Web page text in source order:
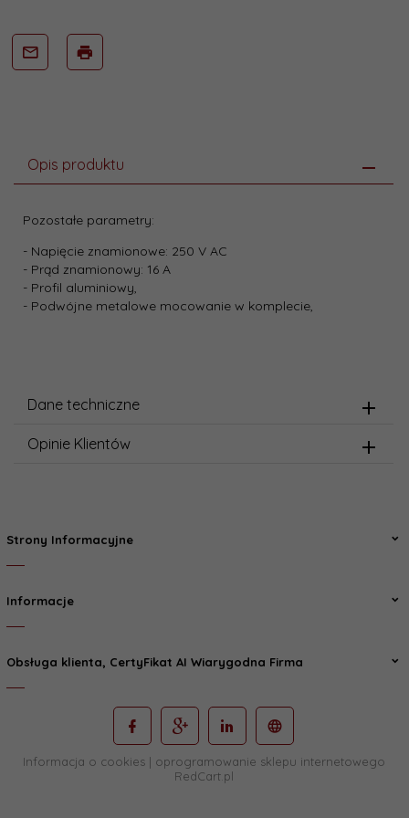
Opis produktu
Pozostałe parametry:
- Napięcie znamionowe: 250 V AC
- Prąd znamionowy: 16 A
- Profil aluminiowy,
- Podwójne metalowe mocowanie w komplecie,
Dane techniczne
Opinie Klientów
Strony Informacyjne
Informacje
Obsługa klienta, CertyFikat AI Wiarygodna Firma
Informacja o cookies| oprogramowanie sklepu internetowego
RedCart.pl